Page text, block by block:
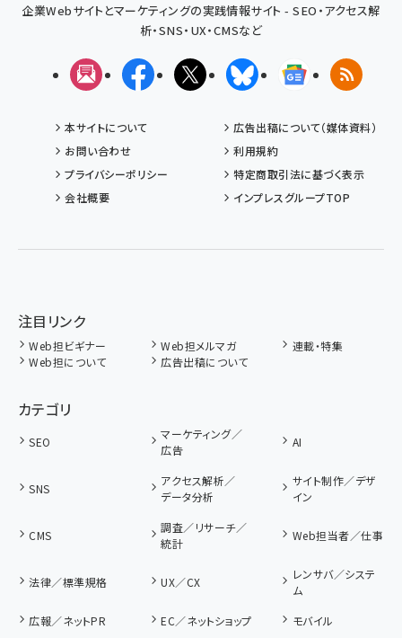
企業Webサイトとマーケティングの実践情報サイト - SEO・アクセス解
析・SNS・UX・CMSなど
メルマガFacebookX(エックス)BlueskyGoogleニュ
RSS
本サイトについて
広告出稿について（媒体資料）
お問い合わせ
利用規約
プライバシーポリシー
特定商取引法に基づく表示
会社概要
インプレスグループTOP
注目リンク
Web担ビギナー Web担メルマガ
連載・特集
Web担について
広告出稿について
カテゴリ
SEO
マーケティング／
広告
AI
SNS
アクセス解析／
データ分析
サイト制作／デザ
イン
CMS
調査／リサーチ／
統計
Web担当者／仕事
法律／標準規格 UX／CX
レンサバ／システ
ム
広報／ネットPR
EC／ネットショップ
モバイル